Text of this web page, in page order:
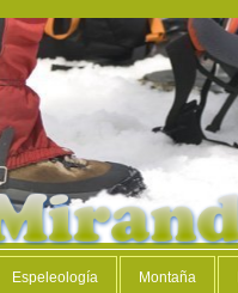
Espeleología Montaña